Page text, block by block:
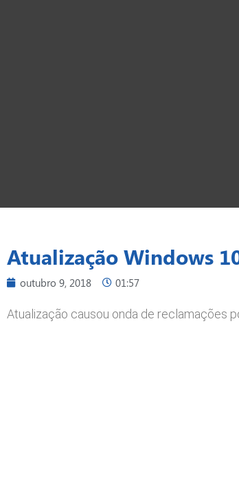
Atualização Windows
outubro 9, 2018 01:57
Atualização causou onda de reclamações